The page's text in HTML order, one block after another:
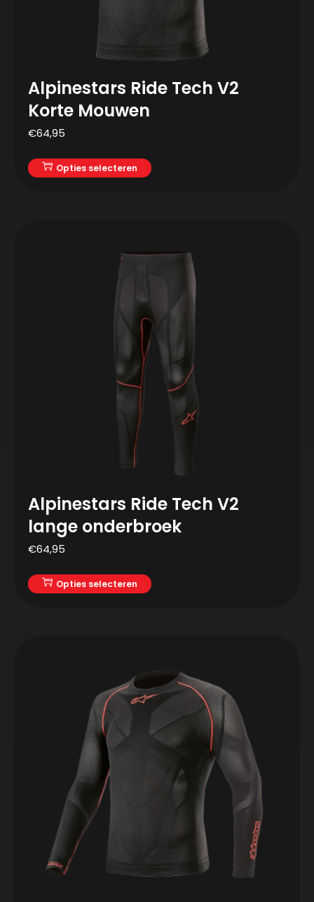
Alpinestars Ride Tech V2
Korte Mouwen
€64,95
Opties selecteren
Alpinestars Ride Tech V2
lange onderbroek
€64,95
Opties selecteren